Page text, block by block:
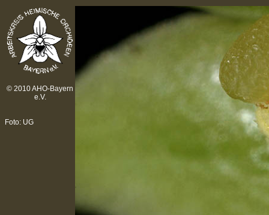
© 2010 AHO-Bayern
e.V.
Foto: UG